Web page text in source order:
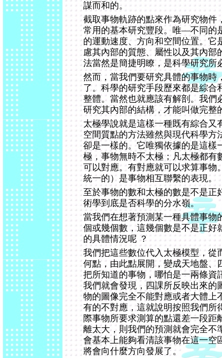
謀而和的。
截取事物軌跡的點來作為研究物件
常用的基本研究豐段。唯—不同的
的運動速度、方向和空間位置。它
慮其內部的質態、屬性以及其內部
法當然是簡捷明瞭，是科學研究所
然而，當我們要研究具體的事物時
了。科學的研究手段歷來都是綜合
整體。當然也就應該有解剖。我們
研究其內部的結構，才能叫做完整
太極學說就是這樣一種既有綜合又
空間質點的方法雖然與現代科學方
卻是一樣的。它唯獨依據的是這樣
極，事物無時不太極；凡太極都有
可以對應。有對應就可以求算事物
統一的）是事物相互聯繫的表現。
至於事物的數和太極的數是不是正
術學到底是否科學的分水嶺。
當我們在想著預測某一種具體事物
個或幾個數，這幾個數是不是正好
的具體情況呢 ？
我們把這些數位代入太極模型，從
何點，由此點展開，變成天地盤、
把所知道的事物，哪怕是一兩條資
我們就會發現，四課所反映出來的
物的圖像完全不能對應或者大體上
有的不對應，這就說明按照我們所
際事物所要求測算的點還差一段距
離太大，則我們的預測就會完全不
會基本上能夠看清該事物在這一空
將會向什麼方向發展了。